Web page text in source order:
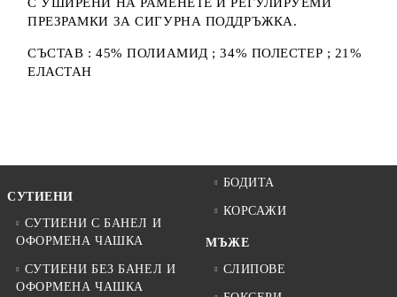
ПРЕЗРАМКИ ЗА СИГУРНА ПОДДРЪЖКА.
СЪСТАВ : 45% ПОЛИАМИД ; 34% ПОЛЕСТЕР ; 21%
ЕЛАСТАН
СУТИЕНИ
СУТИЕНИ С БАНЕЛ И
ОФОРМЕНА ЧАШКА
СУТИЕНИ БЕЗ БАНЕЛ И
ОФОРМЕНА ЧАШКА
БОДИТА
КОРСАЖИ
МЪЖЕ
СЛИПОВЕ